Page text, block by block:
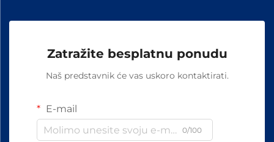
Zatražite besplatnu ponudu
Naš predstavnik će vas uskoro kontaktirati.
E-mail
0/100